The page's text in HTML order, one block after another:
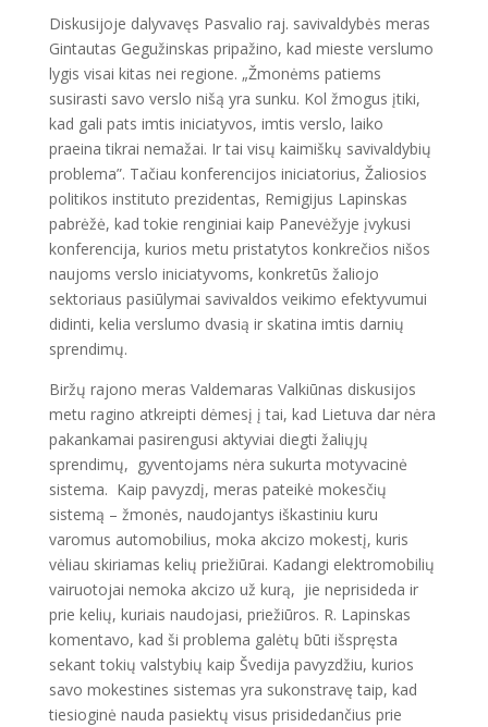
Diskusijoje dalyvavęs Pasvalio raj. savivaldybės meras
Gintautas Gegužinskas pripažino, kad mieste verslumo
lygis visai kitas nei regione. „Žmonėms patiems
susirasti savo verslo nišą yra sunku. Kol žmogus įtiki,
kad gali pats imtis iniciatyvos, imtis verslo, laiko
praeina tikrai nemažai. Ir tai visų kaimiškų savivaldybių
problema”. Tačiau konferencijos iniciatorius, Žaliosios
politikos instituto prezidentas, Remigijus Lapinskas
pabrėžė, kad tokie renginiai kaip Panevėžyje įvykusi
konferencija, kurios metu pristatytos konkrečios nišos
naujoms verslo iniciatyvoms, konkretūs žaliojo
sektoriaus pasiūlymai savivaldos veikimo efektyvumui
didinti, kelia verslumo dvasią ir skatina imtis darnių
sprendimų.
Biržų rajono meras Valdemaras Valkiūnas diskusijos
metu ragino atkreipti dėmesį į tai, kad Lietuva dar nėra
pakankamai pasirengusi aktyviai diegti žaliųjų
sprendimų, gyventojams nėra sukurta motyvacinė
sistema. Kaip pavyzdį, meras pateikė mokesčių
sistemą – žmonės, naudojantys iškastiniu kuru
varomus automobilius, moka akcizo mokestį, kuris
vėliau skiriamas kelių priežiūrai. Kadangi elektromobilių
vairuotojai nemoka akcizo už kurą, jie neprisideda ir
prie kelių, kuriais naudojasi, priežiūros. R. Lapinskas
komentavo, kad ši problema galėtų būti išspręsta
sekant tokių valstybių kaip Švedija pavyzdžiu, kurios
savo mokestines sistemas yra sukonstravę taip, kad
tiesioginė nauda pasiektų visus prisidedančius prie